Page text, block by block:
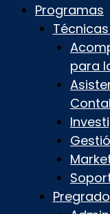
Programas
para
Pregrado